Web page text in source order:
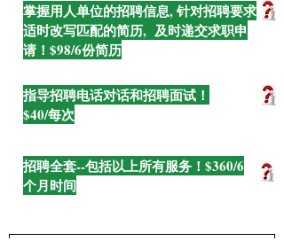
掌握用人单位的招聘信息, 针对招聘要求
适时改写匹配的简历, 及时递交求职申
请！$98/6份简历
指导招聘电话对话和招聘面试！
$40/每次
招聘全套--包括以上所有服务！$360/6
个月时间